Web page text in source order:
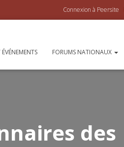
Connexion à Peersite
FORUMS NATIONAUX
des